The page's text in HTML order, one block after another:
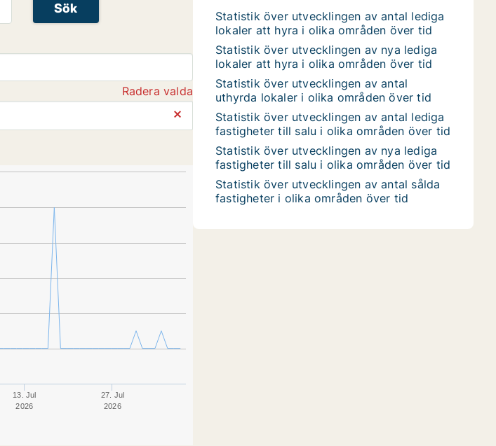
Sök
Radera valda
⨯
13. Jul
2026
27. Jul
2026
Statistik över utvecklingen av antal lediga
lokaler att hyra i olika områden över tid
Statistik över utvecklingen av nya lediga
lokaler att hyra i olika områden över tid
Statistik över utvecklingen av antal
uthyrda lokaler i olika områden över tid
Statistik över utvecklingen av antal lediga
fastigheter till salu i olika områden över tid
Statistik över utvecklingen av nya lediga
fastigheter till salu i olika områden över tid
Statistik över utvecklingen av antal sålda
fastigheter i olika områden över tid